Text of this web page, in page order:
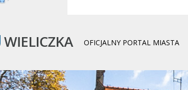
OFICJALNY PORTAL MIASTA